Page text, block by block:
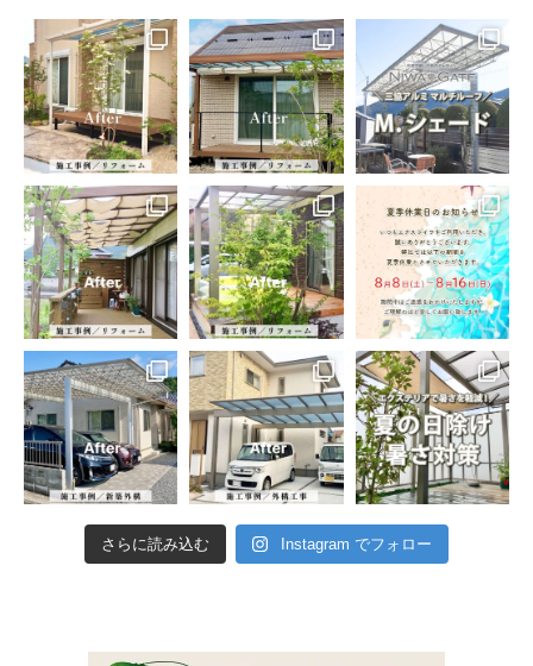
さらに読み込む Instagram でフォロー